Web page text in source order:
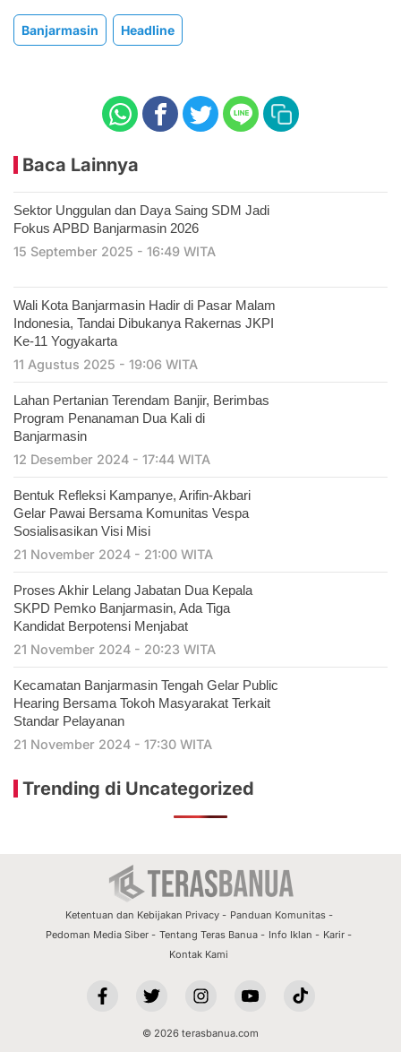
Banjarmasin Headline
Baca Lainnya
Sektor Unggulan dan Daya Saing SDM Jadi
Fokus APBD Banjarmasin 2026
15 September 2025 - 16:49 WITA
Wali Kota Banjarmasin Hadir di Pasar Malam
Indonesia, Tandai Dibukanya Rakernas JKPI
Ke-11 Yogyakarta
11 Agustus 2025 - 19:06 WITA
Lahan Pertanian Terendam Banjir, Berimbas
Program Penanaman Dua Kali di
Banjarmasin
12 Desember 2024 - 17:44 WITA
Bentuk Refleksi Kampanye, Arifin-Akbari
Gelar Pawai Bersama Komunitas Vespa
Sosialisasikan Visi Misi
21 November 2024 - 21:00 WITA
Proses Akhir Lelang Jabatan Dua Kepala
SKPD Pemko Banjarmasin, Ada Tiga
Kandidat Berpotensi Menjabat
21 November 2024 - 20:23 WITA
Kecamatan Banjarmasin Tengah Gelar Public
Hearing Bersama Tokoh Masyarakat Terkait
Standar Pelayanan
21 November 2024 - 17:30 WITA
Trending di Uncategorized
Ketentuan dan Kebijakan Privacy
Panduan Komunitas
Pedoman Media Siber
Tentang Teras Banua Info Iklan
Karir
Kontak Kami
© 2026 terasbanua.com